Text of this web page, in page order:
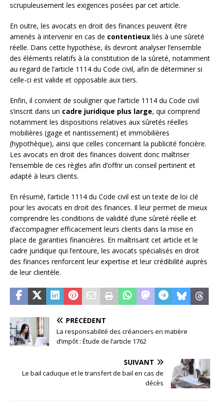
scrupuleusement les exigences posées par cet article.
En outre, les avocats en droit des finances peuvent être
amenés à intervenir en cas de contentieux liés à une sûreté
réelle. Dans cette hypothèse, ils devront analyser l’ensemble
des éléments relatifs à la constitution de la sûreté, notamment
au regard de l’article 1114 du Code civil, afin de déterminer si
celle-ci est valide et opposable aux tiers.
Enfin, il convient de souligner que l’article 1114 du Code civil
s’inscrit dans un cadre juridique plus large, qui comprend
notamment les dispositions relatives aux sûretés réelles
mobilières (gage et nantissement) et immobilières
(hypothèque), ainsi que celles concernant la publicité foncière.
Les avocats en droit des finances doivent donc maîtriser
l’ensemble de ces règles afin d’offrir un conseil pertinent et
adapté à leurs clients.
En résumé, l’article 1114 du Code civil est un texte de loi clé
pour les avocats en droit des finances. Il leur permet de mieux
comprendre les conditions de validité d’une sûreté réelle et
d’accompagner efficacement leurs clients dans la mise en
place de garanties financières. En maîtrisant cet article et le
cadre juridique qui l’entoure, les avocats spécialisés en droit
des finances renforcent leur expertise et leur crédibilité auprès
de leur clientèle.
PRÉCÉDENT
La responsabilité des créanciers en matière
d’impôt : Étude de l’article 1762
SUIVANT
Le bail caduque et le transfert de bail en cas de
décès